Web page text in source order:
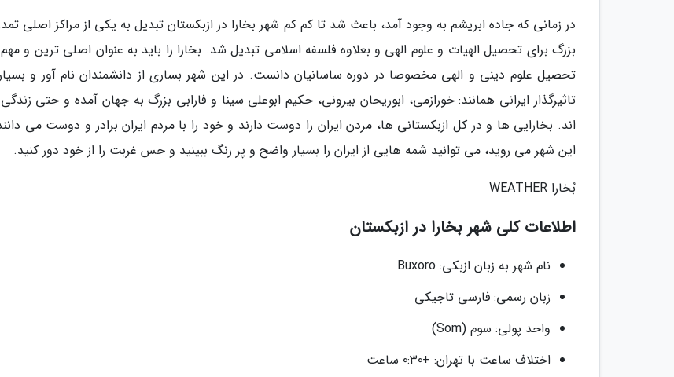
در زمانی که جاده ابریشم به وجود آمد، باعث شد تا کم کم شهر بخارا در ازبکستان تبدیل به یکی از مراکز اصلی
بزرگ برای تحصیل الهیات و علوم الهی و بعلاوه فلسفه اسلامی تبدیل شد. بخارا را باید به عنوان اصلی ترین و
تحصیل علوم دینی و الهی مخصوصا در دوره ساسانیان دانست. در این شهر بساری از دانشمندان نام آور و
تاثیرگذار ایرانی همانند: خورازمی، ابوریحان بیرونی، حکیم ابوعلی سینا و فارابی بزرگ به جهان آمده و حتی
اند. بخارایی ها و در کل ازبکستانی ها، مردن ایران را دوست دارند و خود را با مردم ایران برادر و دوست می
این شهر می روید، می توانید شمه هایی از ایران را بسیار واضح و پر رنگ ببینید و حس غربت را از خود دور کنید.
بُخارا WEATHER
اطلاعات کلی شهر بخارا در ازبکستان
نام شهر به زبان ازبکی: Buxoro
زبان رسمی: فارسی تاجیکی
واحد پولی: سوم (Som)
اختلاف ساعت با تهران: +0:30 ساعت